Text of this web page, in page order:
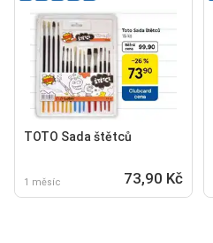
TOTO Sada štětců
1 měsíc 73,90 Kč